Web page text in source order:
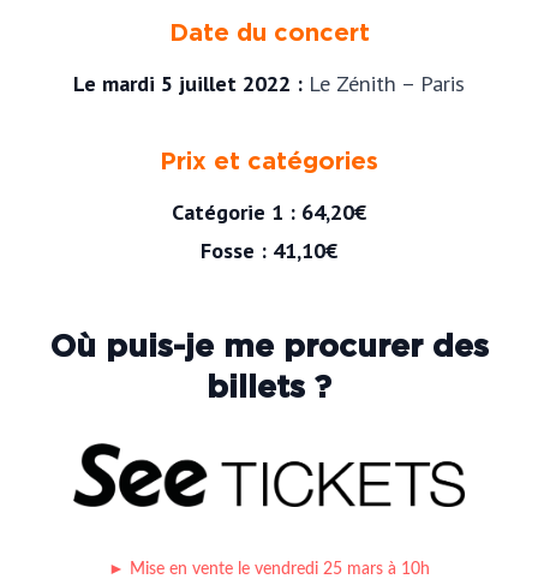
Date du concert
Le mardi 5 juillet 2022 : Le Zénith – Paris
Prix et catégories
Catégorie 1 : 64,20€
Fosse : 41,10€
Où puis-je me procurer des
billets ?
► Mise en vente le vendredi 25 mars à 10h